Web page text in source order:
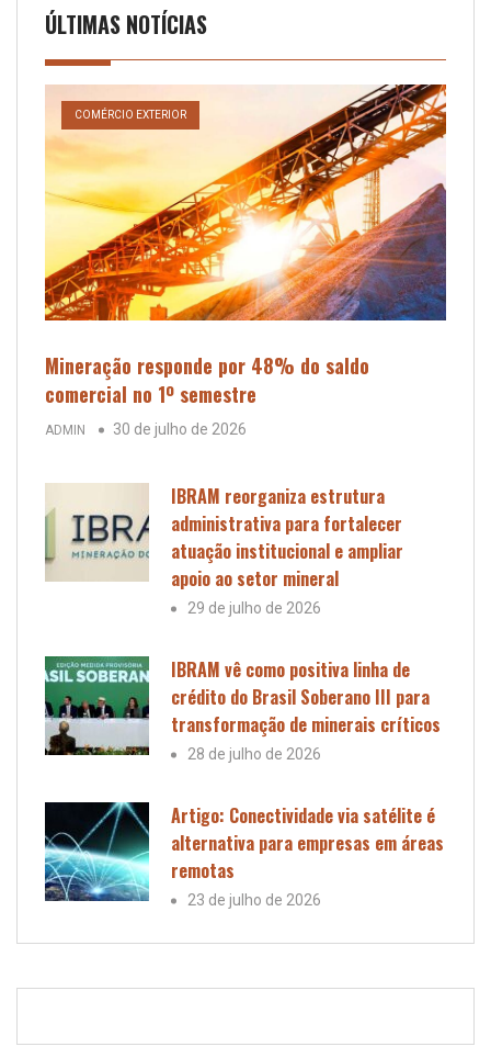
ÚLTIMAS NOTÍCIAS
COMÉRCIO EXTERIOR
Mineração responde por 48% do saldo
comercial no 1º semestre
ADMIN 30 de julho de 2026
IBRAM reorganiza estrutura
administrativa para fortalecer
atuação institucional e ampliar
apoio ao setor mineral
29 de julho de 2026
IBRAM vê como positiva linha de
crédito do Brasil Soberano III para
transformação de minerais críticos
28 de julho de 2026
Artigo: Conectividade via satélite é
alternativa para empresas em áreas
remotas
23 de julho de 2026